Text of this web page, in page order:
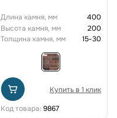
Длина камня, мм
400
Высота камня, мм
200
Толщина камня, мм
15-30
Купить в 1 клик
Код товара: 9867